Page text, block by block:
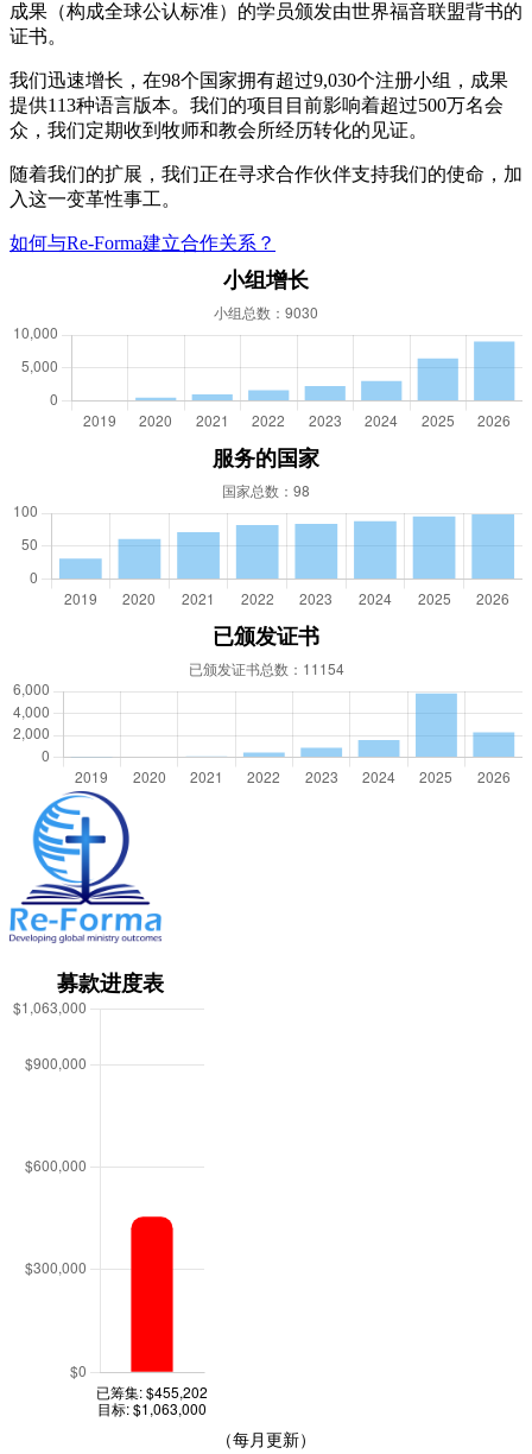
成果（构成全球公认标准）的学员颁发由世界福音联盟背书的
证书。
我们迅速增长，在98个国家拥有超过9,030个注册小组，成果
提供113种语言版本。我们的项目目前影响着超过500万名会
众，我们定期收到牧师和教会所经历转化的见证。
随着我们的扩展，我们正在寻求合作伙伴支持我们的使命，加
入这一变革性事工。
如何与Re-Forma建立合作关系？
（每月更新）